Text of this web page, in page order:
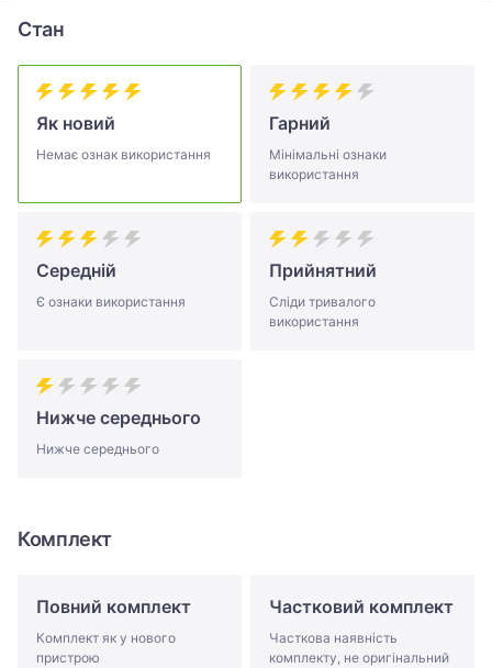
Стан
Як новий
Немає ознак використання
Гарний
Мінімальні ознаки
використання
Середній
Є ознаки використання
Прийнятний
Сліди тривалого
використання
Нижче середнього
Нижче середнього
Комплект
Повний комплект
Комплект як у нового
пристрою
Частковий комплект
Часткова наявність
комплекту, не оригінальний